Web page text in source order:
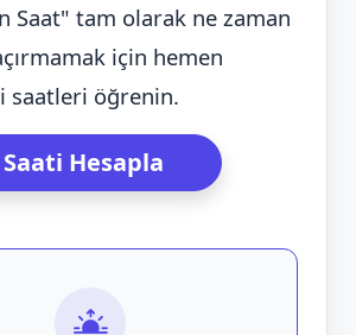
Saat" tam olarak ne zaman
için hemen
saatleri öğrenin.
Hesapla